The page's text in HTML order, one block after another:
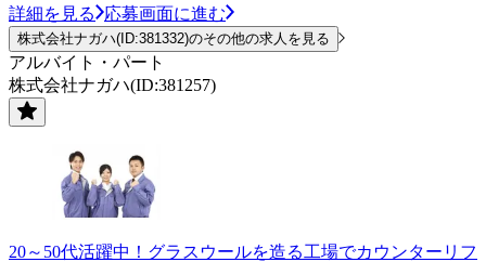
詳細を見る 応募画面に進む
株式会社ナガハ(ID:381332)のその他の求人を見る
アルバイト・パート
株式会社ナガハ(ID:381257)
20～50代活躍中！グラスウールを造る工場でカウンターリフ